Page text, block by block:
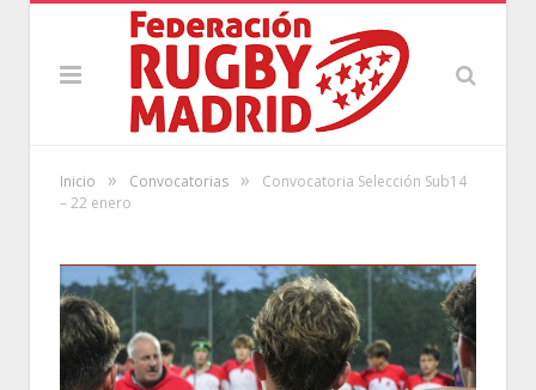
Inicio » Convocatorias »
Convocatoria Selección Sub14
– 22 enero